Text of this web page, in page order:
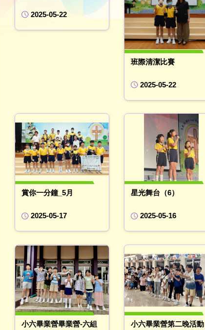
2025-05-22
班際清潔比賽
2025-05-22
賞你一分鐘_5月
2025-05-17
星光舞台（6）
2025-05-16
小六畢業營畢業營-六組
小六畢業營第二晚活動